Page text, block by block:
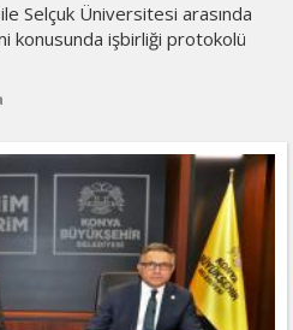
Selçuk Üniversitesi arasında
konusunda işbirliği protokolü